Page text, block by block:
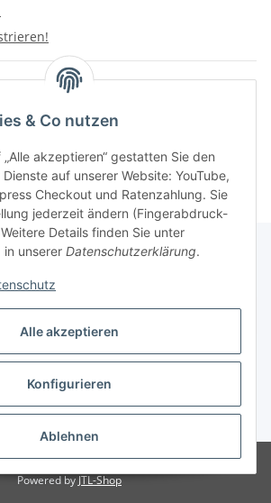
Alle akzeptieren
Konfigurieren
Ablehnen
& Co nutzen
akzeptieren“ gestatten Sie den
auf unserer Website: YouTube,
Checkout und Ratenzahlung. Sie
jederzeit ändern (Fingerabdruck-
Details finden Sie unter
in unserer Datenschutzerklärung.
Vertrag widerrufen
USt., zzgl.Versand
Besucherzähler: 2644702
Powered byJTL-Shop